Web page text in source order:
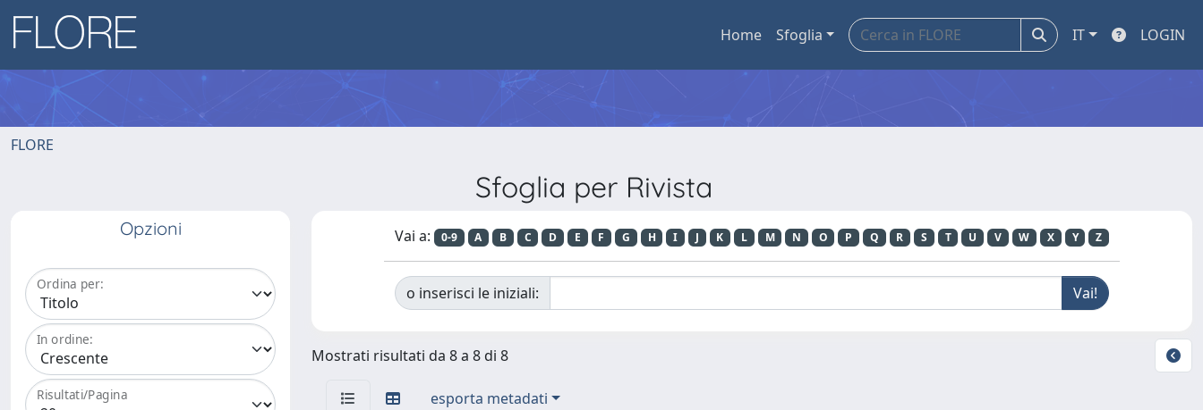
Home Sfoglia IT LOGIN
FLORE
Sfoglia per Rivista
Opzioni
Ordina per:
In ordine:
Risultati/Pagina
Vai a: 0-9 A B C D E F G H I J K L M N O P Q R S T U V W X Y Z
o inserisci le iniziali:
Mostrati risultati da 8 a 8 di 8
esporta metadati